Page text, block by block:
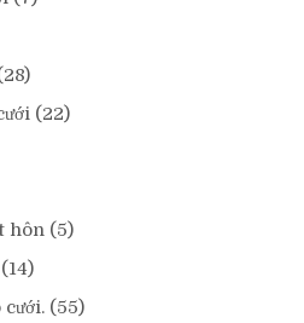
(22)
hôn (5)
(14)
(55)